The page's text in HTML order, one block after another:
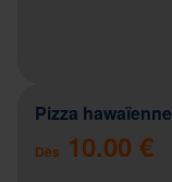
Pizza hawaïenne
Dès 10.00 €